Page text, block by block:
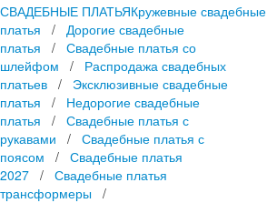
СВАДЕБНЫЕ ПЛАТЬЯКружевные свадебные
платья / Дорогие свадебные
платья / Свадебные платья со
шлейфом / Распродажа свадебных
платьев / Эксклюзивные свадебные
платья / Недорогие свадебные
платья / Свадебные платья с
рукавами / Свадебные платья с
поясом / Свадебные платья
2027 / Свадебные платья
трансформеры /